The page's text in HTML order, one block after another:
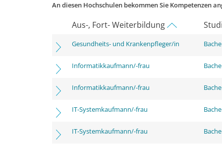
An diesen Hochschulen bekommen Sie Kompetenzen
Aus-, Fort- Weiterbildung
Gesundheits- und Krankenpfleger/in
Informatikkaufmann/-frau
Informatikkaufmann/-frau
IT-Systemkaufmann/-frau
IT-Systemkaufmann/-frau